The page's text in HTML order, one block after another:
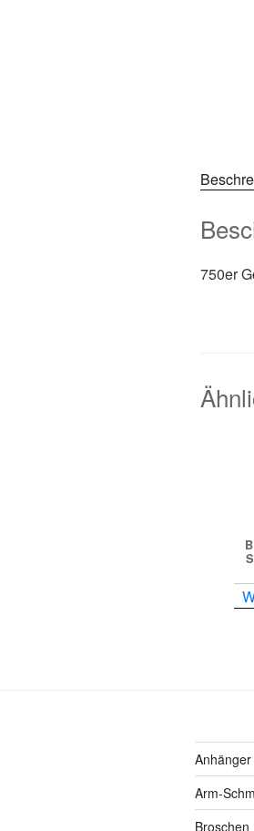
750er
Anhänger
Arm-
Broschen